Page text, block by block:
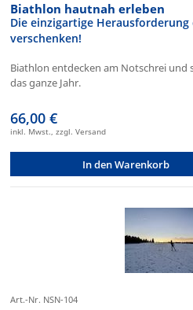
Biathlon hautnah erleben
Die einzigartige
verschenken!
Biathlon entdecken am Notschrei und
das ganze Jahr.
66,00 €
inkl. Mwst., zzgl. Versand
In den Warenkorb
Art.-Nr. NSN-104